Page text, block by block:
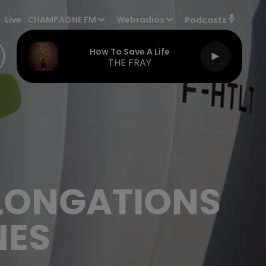
Live : CHAMPAGNE FM Webradios Podcasts
How To Save A Life
THE FRAY